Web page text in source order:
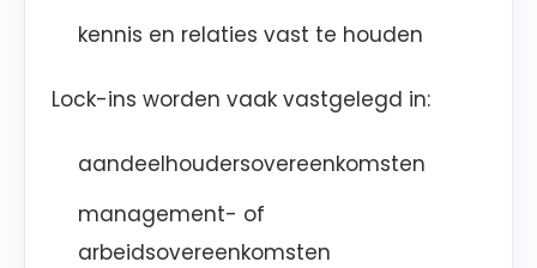
kennis en relaties vast te houden
Lock-ins worden vaak vastgelegd in:
aandeelhoudersovereenkomsten
management- of
arbeidsovereenkomsten